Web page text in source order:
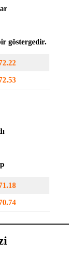
göstergedir.